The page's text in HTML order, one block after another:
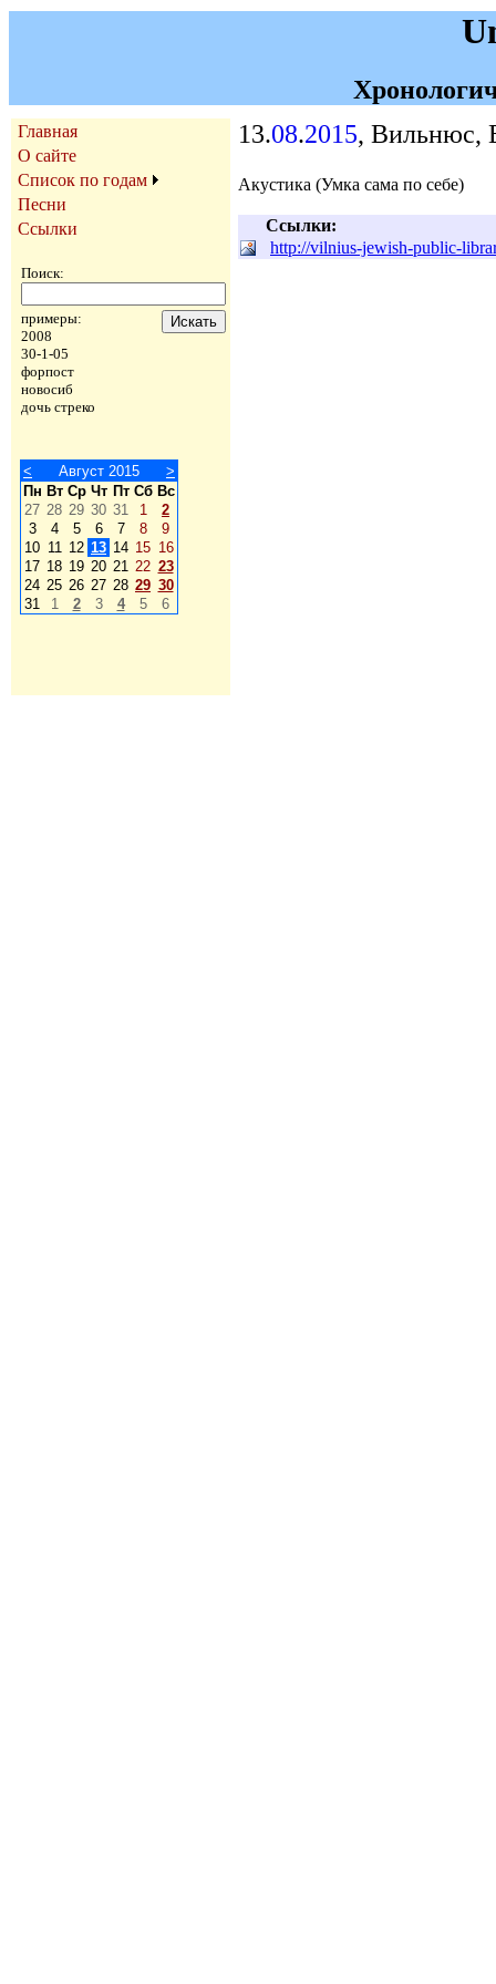
Главная
О сайте
Список по годам
Песни
Ссылки
Поиск:
примеры:
2008
30-1-05
форпост
новосиб
дочь стреко
< Август 2015
>
Пн Вт Ср Чт Пт Сб Вс
27 28 29 30 31 1
2
3
4 5 6 7 8
9
10 11 12 13 14 15 16
17 18 19 20 21 22 23
24 25 26 27 28 29 30
31
1 2 3 4 5 6
13.08.2015, Вильнюс,
Акустика (Умка сама по себе)
Ссылки:
http://vilnius-jewish-public-